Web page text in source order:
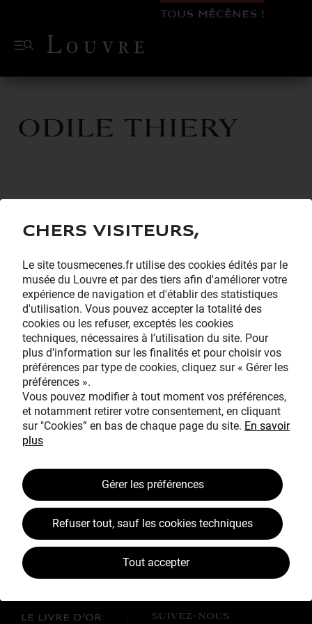
TOUS MÉCÈNES !
Odile THIERY
Avec le mécénat
exceptionnel de
L’ŒUVRE À LA LOUPE
JEAN SIMEON CHARDIN
VOS CONTREPARTIES
ACTUALITÉS
LE LIVRE D’OR SUIVEZ-NOUS
Chers visiteurs,
Le site tousmecenes.fr utilise des cookies édités par le
musée du Louvre et par des tiers afin d'améliorer votre
expérience de navigation et d'établir des statistiques
d'utilisation. Vous pouvez accepter la totalité des
cookies ou les refuser, exceptés les cookies
techniques, nécessaires à l’utilisation du site. Pour
plus d’information sur les finalités et pour choisir vos
préférences par type de cookies, cliquez sur « Gérer les
préférences ».
Vous pouvez modifier à tout moment vos préférences,
et notamment retirer votre consentement, en cliquant
sur "Cookies” en bas de chaque page du site. En savoir
plus
Gérer les préférences
Refuser tout, sauf les cookies techniques
Tout accepter